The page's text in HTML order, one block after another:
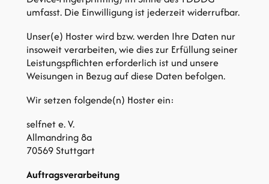
umfasst. Die Einwilligung ist jederzeit widerrufbar.
Unser(e) Hoster wird bzw. werden Ihre Daten nur
insoweit verarbeiten, wie dies zur Erfüllung seiner
Leistungspflichten erforderlich ist und unsere
Weisungen in Bezug auf diese Daten befolgen.
Wir setzen folgende(n) Hoster ein:
selfnet e. V.
Allmandring 8a
70569 Stuttgart
Auftragsverarbeitung